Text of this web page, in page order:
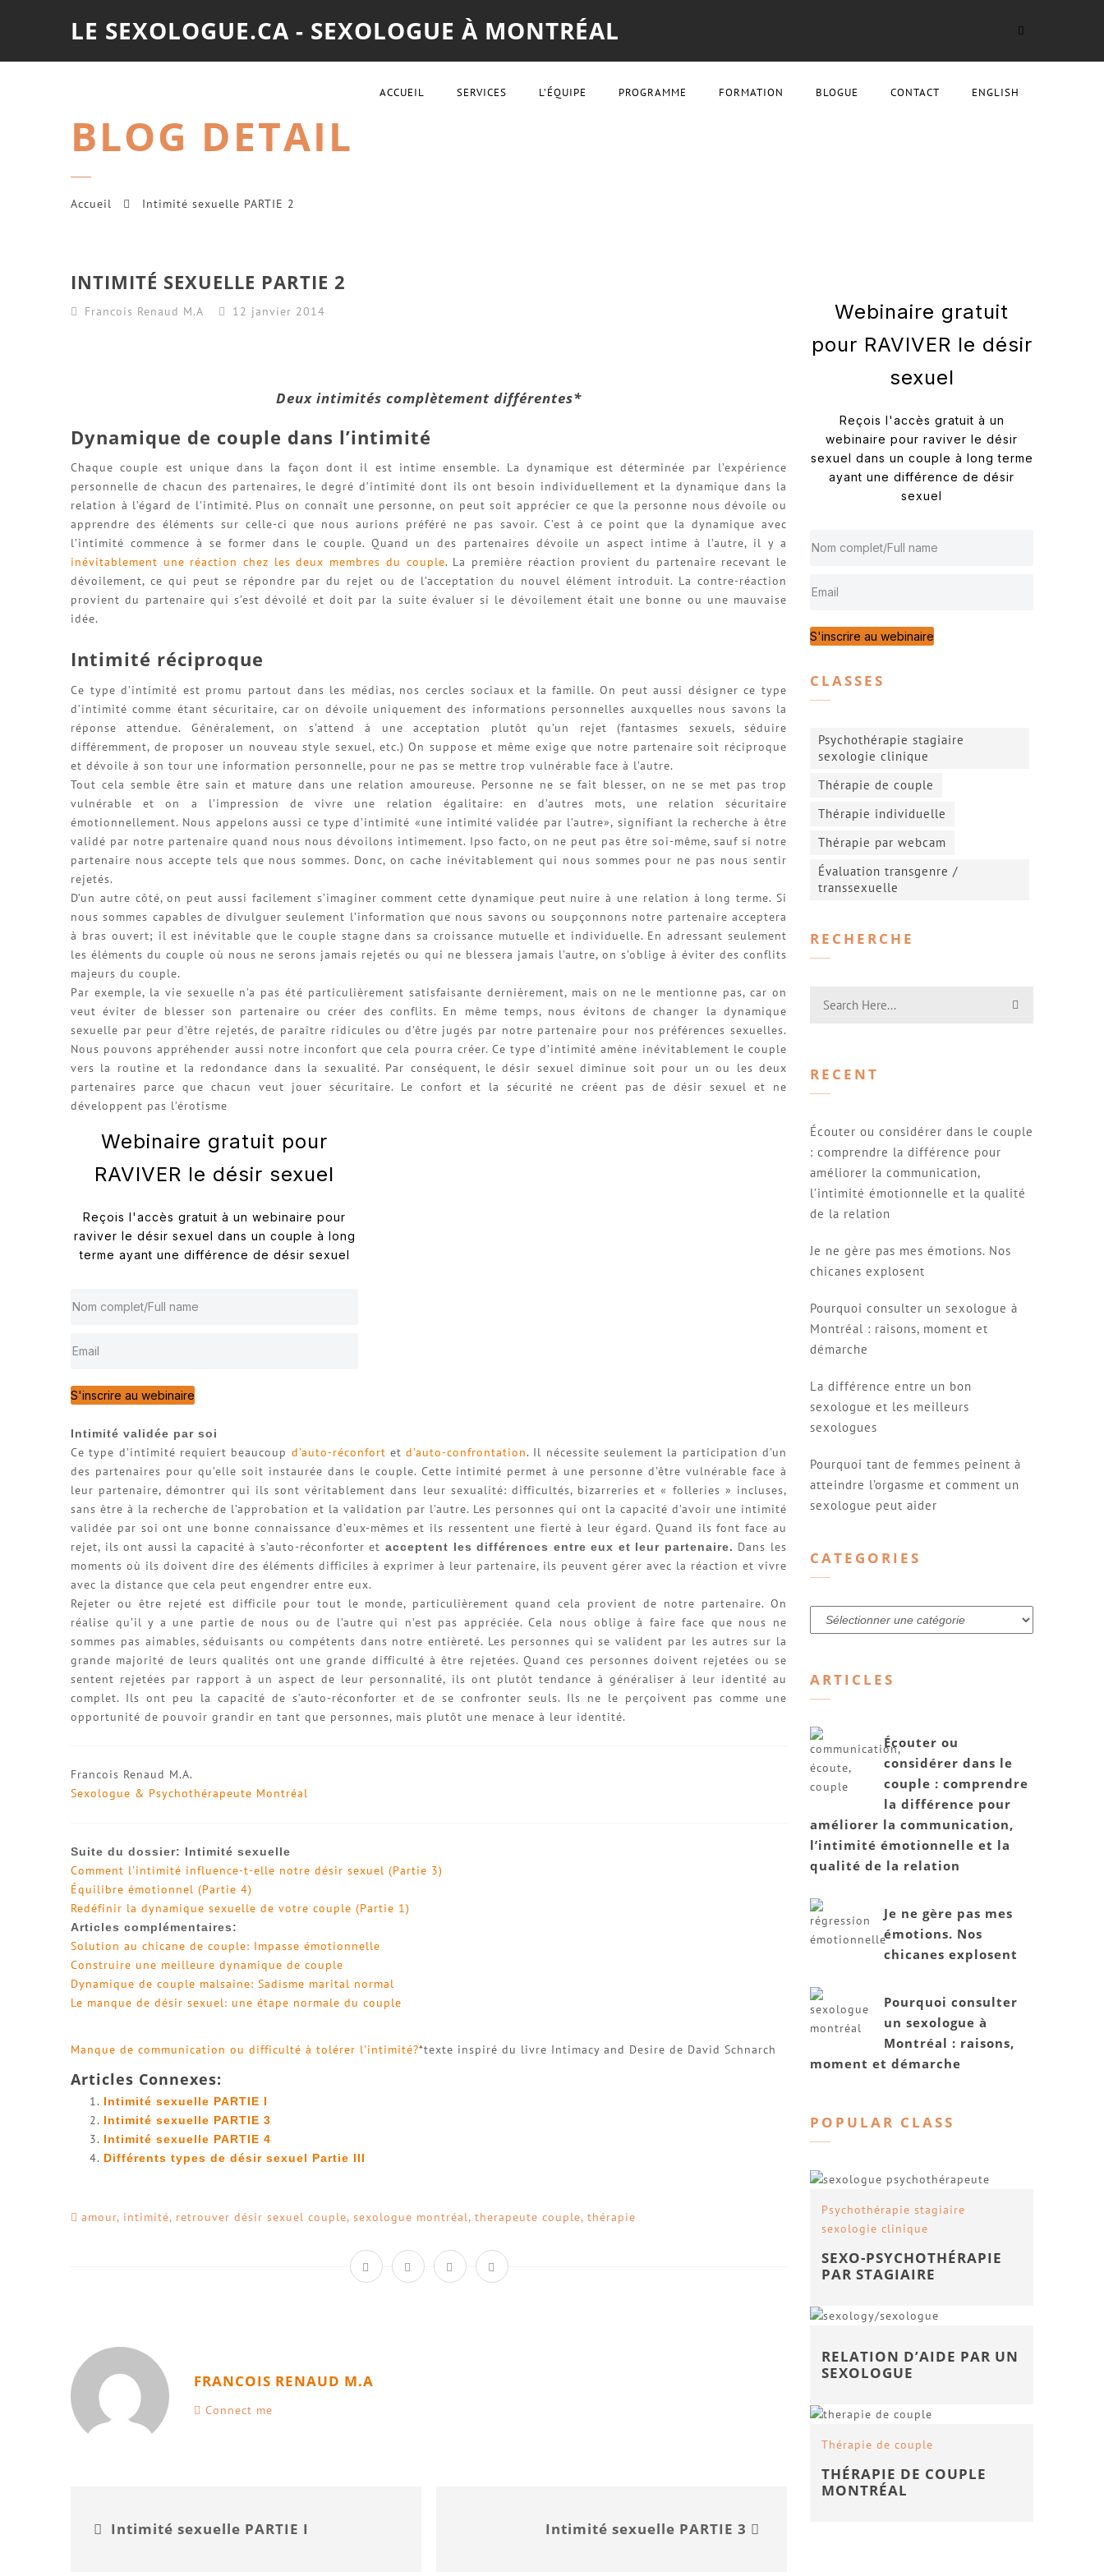
LE SEXOLOGUE.CA - SEXOLOGUE À MONTRÉAL
ACCUEIL SERVICES L’ÉQUIPE PROGRAMME FORMATION BLOGUE CONTACT ENGLISH
BLOG DETAIL
Accueil Intimité sexuelle PARTIE 2
INTIMITÉ SEXUELLE PARTIE 2
Francois Renaud M.A 12 janvier 2014
Deux intimités complètement différentes*
Dynamique de couple dans l’intimité
Chaque couple est unique dans la façon dont il est intime ensemble. La dynamique est déterminée par l’expérience
personnelle de chacun des partenaires, le degré d’intimité dont ils ont besoin individuellement et la dynamique dans la
relation à l’égard de l’intimité. Plus on connaît une personne, on peut soit apprécier ce que la personne nous dévoile ou
apprendre des éléments sur celle-ci que nous aurions préféré ne pas savoir. C’est à ce point que la dynamique avec
l’intimité commence à se former dans le couple. Quand un des partenaires dévoile un aspect intime à l’autre, il y a
inévitablement une réaction chez les deux membres du couple. La première réaction provient du partenaire recevant le
dévoilement, ce qui peut se répondre par du rejet ou de l’acceptation du nouvel élément introduit. La contre-réaction
provient du partenaire qui s’est dévoilé et doit par la suite évaluer si le dévoilement était une bonne ou une mauvaise
idée.
Intimité réciproque
Ce type d’intimité est promu partout dans les médias, nos cercles sociaux et la famille. On peut aussi désigner ce type
d’intimité comme étant sécuritaire, car on dévoile uniquement des informations personnelles auxquelles nous savons la
réponse attendue. Généralement, on s’attend à une acceptation plutôt qu’un rejet (fantasmes sexuels, séduire
différemment, de proposer un nouveau style sexuel, etc.) On suppose et même exige que notre partenaire soit réciproque
et dévoile à son tour une information personnelle, pour ne pas se mettre trop vulnérable face à l’autre.
Tout cela semble être sain et mature dans une relation amoureuse. Personne ne se fait blesser, on ne se met pas trop
vulnérable et on a l’impression de vivre une relation égalitaire: en d’autres mots, une relation sécuritaire
émotionnellement. Nous appelons aussi ce type d’intimité «une intimité validée par l’autre», signifiant la recherche à être
validé par notre partenaire quand nous nous dévoilons intimement. Ipso facto, on ne peut pas être soi-même, sauf si notre
partenaire nous accepte tels que nous sommes. Donc, on cache inévitablement qui nous sommes pour ne pas nous sentir
rejetés.
D’un autre côté, on peut aussi facilement s’imaginer comment cette dynamique peut nuire à une relation à long terme. Si
nous sommes capables de divulguer seulement l’information que nous savons ou soupçonnons notre partenaire acceptera
à bras ouvert; il est inévitable que le couple stagne dans sa croissance mutuelle et individuelle. En adressant seulement
les éléments du couple où nous ne serons jamais rejetés ou qui ne blessera jamais l’autre, on s’oblige à éviter des conflits
majeurs du couple.
Par exemple, la vie sexuelle n’a pas été particulièrement satisfaisante dernièrement, mais on ne le mentionne pas, car on
veut éviter de blesser son partenaire ou créer des conflits. En même temps, nous évitons de changer la dynamique
sexuelle par peur d’être rejetés, de paraître ridicules ou d’être jugés par notre partenaire pour nos préférences sexuelles.
Nous pouvons appréhender aussi notre inconfort que cela pourra créer. Ce type d’intimité amène inévitablement le couple
vers la routine et la redondance dans la sexualité. Par conséquent, le désir sexuel diminue soit pour un ou les deux
partenaires parce que chacun veut jouer sécuritaire. Le confort et la sécurité ne créent pas de désir sexuel et ne
développent pas l’érotisme
Webinaire gratuit pour
RAVIVER le désir sexuel
Reçois l'accès gratuit à un webinaire pour
raviver le désir sexuel dans un couple à long
terme ayant une différence de désir sexuel
S'inscrire au webinaire
Intimité validée par soi
Ce type d’intimité requiert beaucoup d’auto-réconfort etd’auto-confrontation. Il nécessite seulement la participation d’un
des partenaires pour qu’elle soit instaurée dans le couple. Cette intimité permet à une personne d’être vulnérable face à
leur partenaire, démontrer qui ils sont véritablement dans leur sexualité: difficultés, bizarreries et « folleries » incluses,
sans être à la recherche de l’approbation et la validation par l’autre. Les personnes qui ont la capacité d’avoir une intimité
validée par soi ont une bonne connaissance d’eux-mêmes et ils ressentent une fierté à leur égard. Quand ils font face au
rejet, ils ont aussi la capacité à s’auto-réconforter et acceptent les différences entre eux et leur partenaire. Dans les
moments où ils doivent dire des éléments difficiles à exprimer à leur partenaire, ils peuvent gérer avec la réaction et vivre
avec la distance que cela peut engendrer entre eux.
Rejeter ou être rejeté est difficile pour tout le monde, particulièrement quand cela provient de notre partenaire. On
réalise qu’il y a une partie de nous ou de l’autre qui n’est pas appréciée. Cela nous oblige à faire face que nous ne
sommes pas aimables, séduisants ou compétents dans notre entièreté. Les personnes qui se valident par les autres sur la
grande majorité de leurs qualités ont une grande difficulté à être rejetées. Quand ces personnes doivent rejetées ou se
sentent rejetées par rapport à un aspect de leur personnalité, ils ont plutôt tendance à généraliser à leur identité au
complet. Ils ont peu la capacité de s’auto-réconforter et de se confronter seuls. Ils ne le perçoivent pas comme une
opportunité de pouvoir grandir en tant que personnes, mais plutôt une menace à leur identité.
Francois Renaud M.A.
Sexologue & Psychothérapeute Montréal
Suite du dossier: Intimité sexuelle
Comment l’intimité influence-t-elle notre désir sexuel (Partie 3)
Équilibre émotionnel (Partie 4)
Redéfinir la dynamique sexuelle de votre couple (Partie 1)
Articles complémentaires:
Solution au chicane de couple: Impasse émotionnelle
Construire une meilleure dynamique de couple
Dynamique de couple malsaine: Sadisme marital normal
Le manque de désir sexuel: une étape normale du couple
Manque de communication ou difficulté à tolérer l’intimité?*texte inspiré du livre Intimacy and Desire de David Schnarch
Articles Connexes:
Intimité sexuelle PARTIE I
Intimité sexuelle PARTIE 3
Intimité sexuelle PARTIE 4
Différents types de désir sexuel Partie III
amour, intimité, retrouver désir sexuel couple, sexologue montréal, therapeute couple, thérapie
FRANCOIS RENAUD M.A
Connect me
Intimité sexuelle PARTIE I Intimité sexuelle PARTIE 3
Webinaire gratuit
pour RAVIVER le désir
sexuel
Reçois l'accès gratuit à un
webinaire pour raviver le désir
sexuel dans un couple à long terme
ayant une différence de désir
sexuel
S'inscrire au webinaire
CLASSES
Psychothérapie stagiaire
sexologie clinique
Thérapie de couple
Thérapie individuelle
Thérapie par webcam
Évaluation transgenre /
transsexuelle
RECHERCHE
RECENT
Écouter ou considérer dans le couple
: comprendre la différence pour
améliorer la communication,
l’intimité émotionnelle et la qualité
de la relation
Je ne gère pas mes émotions. Nos
chicanes explosent
Pourquoi consulter un sexologue à
Montréal : raisons, moment et
démarche
La différence entre un bon
sexologue et les meilleurs
sexologues
Pourquoi tant de femmes peinent à
atteindre l’orgasme et comment un
sexologue peut aider
CATEGORIES
Categories
ARTICLES
Écouter ou
considérer dans le
couple : comprendre
la différence pour
améliorer la communication,
l’intimité émotionnelle et la
qualité de la relation
Je ne gère pas mes
émotions. Nos
chicanes explosent
Pourquoi consulter
un sexologue à
Montréal : raisons,
moment et démarche
POPULAR CLASS
Psychothérapie stagiaire
sexologie clinique
SEXO-PSYCHOTHÉRAPIE
PAR STAGIAIRE
RELATION D’AIDE PAR UN
SEXOLOGUE
Thérapie de couple
THÉRAPIE DE COUPLE
MONTRÉAL